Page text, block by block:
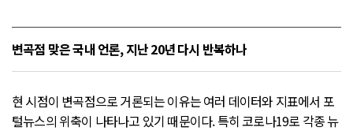
변곡점 맞은 국내 언론, 지난 20년 다시 반복하나
현 시점이 변곡점으로 거론되는 이유는 여러 데이터와 지표에서 포
털뉴스의 위축이 나타나고 있기 때문이다. 특히 코로나19로 각종 뉴